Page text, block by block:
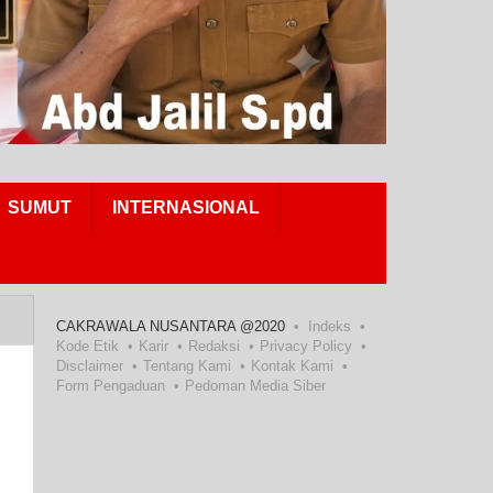
SUMUT INTERNASIONAL
CAKRAWALA NUSANTARA @2020
Indeks
Kode Etik
Karir Redaksi
Privacy Policy
Disclaimer
Tentang Kami
Kontak Kami
Form Pengaduan
Pedoman Media Siber